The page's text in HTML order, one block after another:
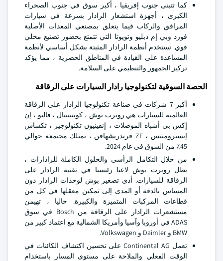
كما تتبنى جنوب إفريقيا ، أكبر سوق في جنوب الصحراء
الكبرى ، أجهزة استشعار الرادار بسرعة في سيارات
المرافق والركاب فيما يتعلق بمصنعي المعدات الأصلية
فورد وبي إم دبليو وتويوتا التي تتمتع بحضور تصنيع محلي
قوي. تستخدم أنظمة الرادار المثبتة بشكل أساسي لأنظمة
المساعدة على القيادة في المناطق الحضرية ، مما يؤكد
تركيز الجمهور والتنظيمي على السلامة.
الحصة السوقية لتكنولوجيا رادار السيارات على الرقاقة
أكبر 7 شركات في صناعة تكنولوجيا الرادار على الرقاقة
العالمية للسيارات هي روبرت بوش ، كونتيننتال ، فاليو ، إن
إكس بي أشباه الموصلات ، إنفينيون تكنولوجيز ، تكساس
إنسترومنتس ، ZF فريدريشهافن ، تمتلك مجتمعة حوالي
45٪ من السوق في عام 2024.
من خلال التكامل الرأسي والحلول الكاملة للرادارات ،
يظل روبرت بوش لاعبا رئيسيا في تقنية الرادار على
الرقاقة للسيارات. أدى تصغير بوش لوحدات الرادار دون
المساس بالدقة أو المدى إلى تمكين معقلها في كل من
قطاعات المركبات المتميزة والكبيرة. حاليا ، تهيمن
مستشعرات الرادار على الرقاقة من Bosch في سوق
ADAS في أوروبا وآسيا وأمريكا الشمالية مع اعتماد كبير من
BMW و Daimler و Volkswagen.
تعمل Continental AG على تحسين اكتشاف الكائنات في
الوقت الفعلي والملاحة على مستوى المسار باستخدام